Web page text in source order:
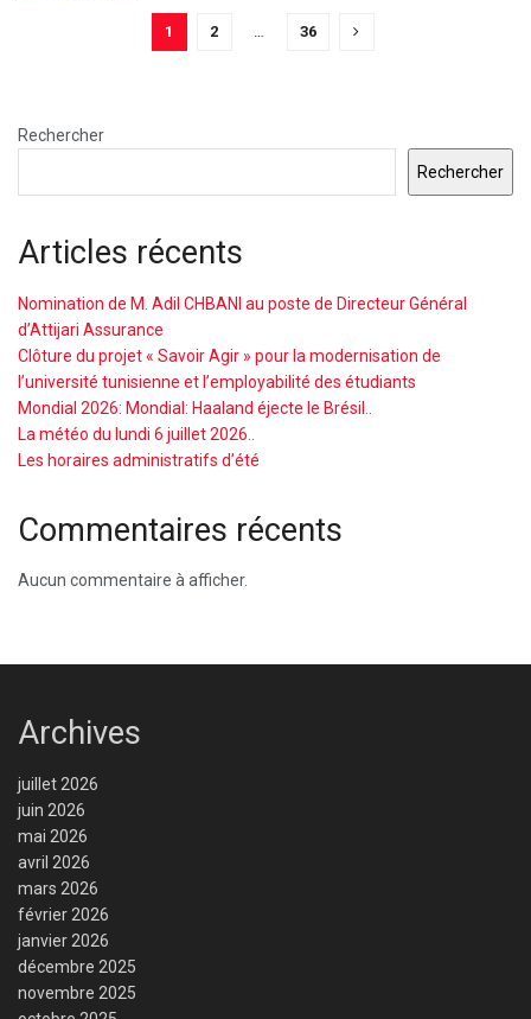
1 2 … 36
Rechercher
Rechercher
Articles récents
Nomination de M. Adil CHBANI au poste de Directeur Général
d’Attijari Assurance
Clôture du projet « Savoir Agir » pour la modernisation de
l’université tunisienne et l’employabilité des étudiants
Mondial 2026: Mondial: Haaland éjecte le Brésil..
La météo du lundi 6 juillet 2026..
Les horaires administratifs d’été
Commentaires récents
Aucun commentaire à afficher.
Archives
juillet 2026
juin 2026
mai 2026
avril 2026
mars 2026
février 2026
janvier 2026
décembre 2025
novembre 2025